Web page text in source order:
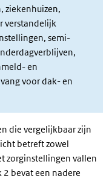
ziekenhuizen,
verstandelijk
semi-
en
voor dak- en
die vergelijkbaar zijn
betreft zowel
zorginstellingen vallen
bevat een nadere